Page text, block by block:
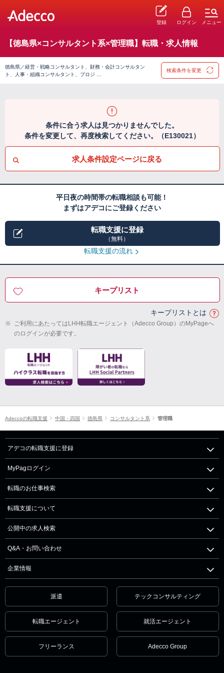
登録 ログイン メニュー
【徳島県×コンサルタント系×管理職】転職・求人情報
徳島県／経営・戦略コンサルタント、財務・会計コンサルタン
ト、人事・組織コンサルタント、プロジ …
検索条件を変更
条件に合う求人は見つかりませんでした。
条件を変更して、再度検索してください。（E130021）
求人条件設定ページに戻る
平日夜の時間帯の転職相談も可能！
まずはアデコにご登録ください
転職支援に登録
（無料）
転職支援の流れ
キープリスト
キープリストとは
※ ご利用にあたってはLHH転職エージェント（Adecco Group）のMyPageへ
のログインが必要です。
Adeccoの転職支援 中国・四国 徳島県 コンサルタント系 管理職
アデコの転職支援に登録
MyPagログイン
転職のお仕事検索
転職支援について
公開中の求人検索
Q&A・お問い合わせ
企業情報
派遣 テックコンサルティング
転職エージェント 就活エージェント
フリーランス Adecco Group